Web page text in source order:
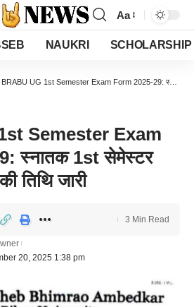
Font
Resizer
Aa
NAUKRI SCHOLARSHIP
BRABU UG 1st Semester Exam Form 2025-29: स्नातक 1st सेमेस्टर परीक्षा फॉर्म भरने की तिथि जारी
Semester Exam
स्नातक 1st सेमेस्टर
तिथि जारी
20, 2025 1:38 pm
3 Min Read